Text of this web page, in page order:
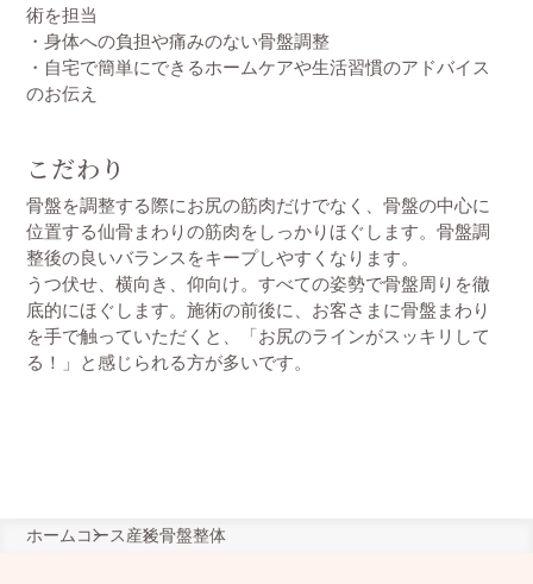
術を担当
・身体への負担や痛みのない骨盤調整
・自宅で簡単にできるホームケアや生活習慣のアドバイス
のお伝え
こだわり
骨盤を調整する際にお尻の筋肉だけでなく、骨盤の中心に
位置する仙骨まわりの筋肉をしっかりほぐします。骨盤調
整後の良いバランスをキープしやすくなります。
うつ伏せ、横向き、仰向け。すべての姿勢で骨盤周りを徹
底的にほぐします。施術の前後に、お客さまに骨盤まわり
を手で触っていただくと、「お尻のラインがスッキリして
る！」と感じられる方が多いです。
ホーム コース産後骨盤整体